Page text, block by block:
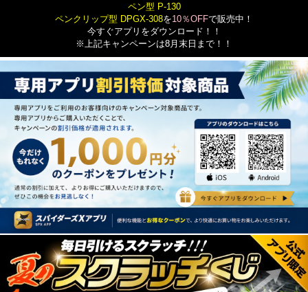
ペン型 P-130
ペンクリップ型 DPGX-308を10％OFFで販売中！
今すぐアプリをダウンロード！！
※上記キャンペーンは8月末日まで！！